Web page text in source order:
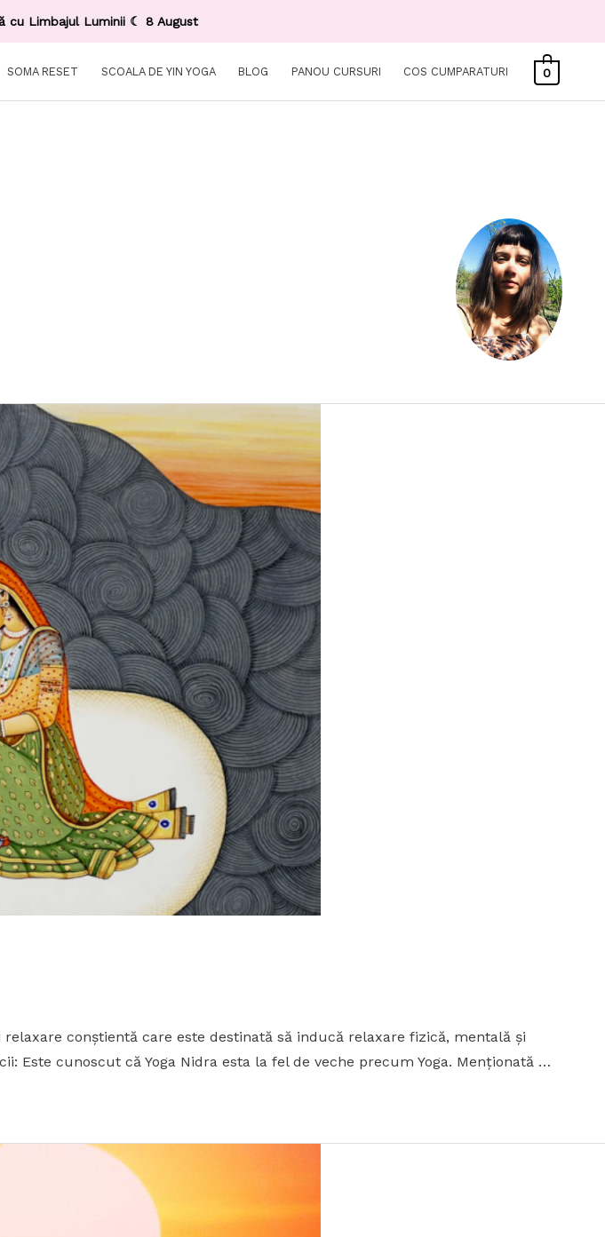
cu Limbajul Luminii ☾ 8 August
SOMA RESET SCOALA DE YIN YOGA BLOG PANOU CURSURI COS CUMPARATURI 0
conştientă care este destinată să inducă relaxare fizică, mentală şi
Este cunoscut că Yoga Nidra esta la fel de veche precum Yoga. Menționată …